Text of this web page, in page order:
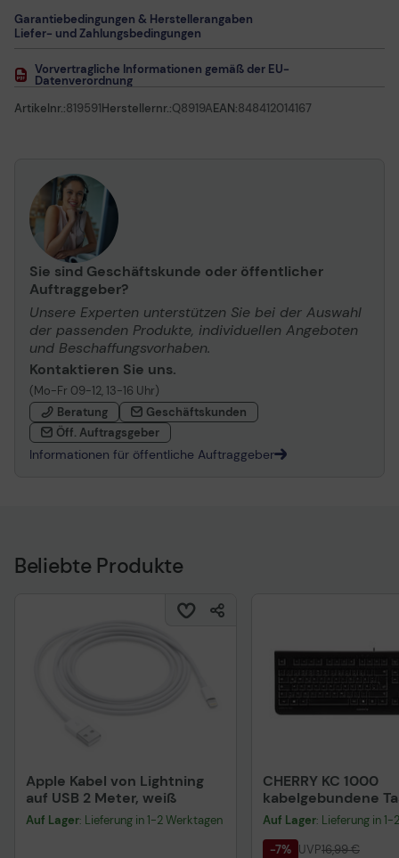
Garantiebedingungen & Herstellerangaben
Liefer- und Zahlungsbedingungen
Vorvertragliche Informationen gemäß der EU-
Datenverordnung
Artikelnr.:819591Herstellernr.:Q8919AEAN:848412014167
Sie sind Geschäftskunde oder öffentlicher
Auftraggeber?
Unsere Experten unterstützen Sie bei der Auswahl
der passenden Produkte, individuellen Angeboten
und Beschaffungsvorhaben.
Kontaktieren Sie uns.
(Mo-Fr 09-12, 13-16 Uhr)
Beratung
Geschäftskunden
Öff. Auftragsgeber
Informationen für öffentliche Auftraggeber
Beliebte Produkte
Apple Kabel von Lightning
auf USB 2 Meter, weiß
Auf Lager: Lieferung in 1-2 Werktagen
CHERRY KC 1000
kabelgebundene
QWERTZ DE -
Auf Lager: Lieferung in
-7% UVP16,99 €